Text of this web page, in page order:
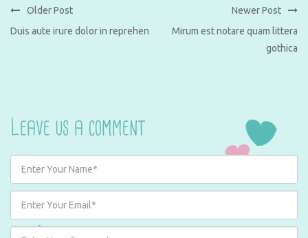
Older Post
Duis aute irure dolor in reprehen
Newer Post
Mirum est notare quam littera
gothica
Leave us a comment